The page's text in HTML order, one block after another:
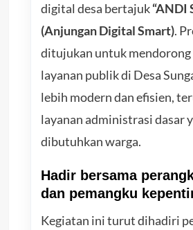
digital desa bertajuk“ANDI
(Anjungan Digital Smart).
ditujukan untuk
layanan publik di Desa
lebih modern dan efisien,
layanan administrasi dasar
dibutuhkan warga.
Hadir bersama
dan pemangku
Kegiatan ini turut dihadiri